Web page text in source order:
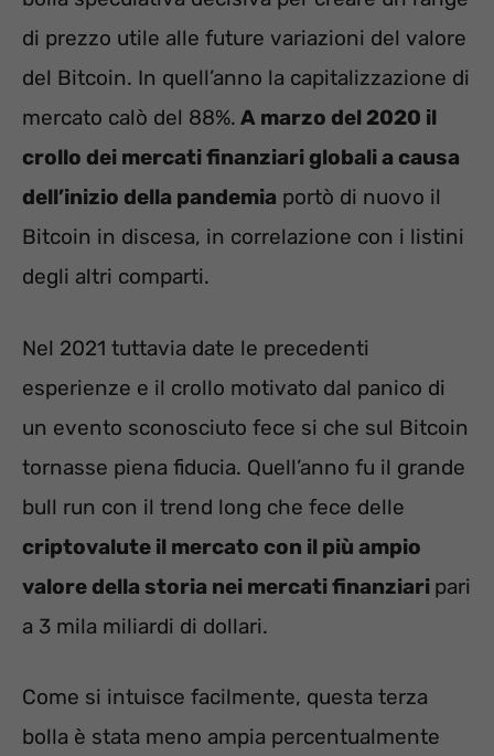
di prezzo utile alle future variazioni del valore
del Bitcoin. In quell’anno la capitalizzazione di
mercato calò del 88%. A marzo del 2020 il
crollo dei mercati finanziari globali a causa
dell’inizio della pandemia portò di nuovo il
Bitcoin in discesa, in correlazione con i listini
degli altri comparti.
Nel 2021 tuttavia date le precedenti
esperienze e il crollo motivato dal panico di
un evento sconosciuto fece si che sul Bitcoin
tornasse piena fiducia. Quell’anno fu il grande
bull run con il trend long che fece delle
criptovalute il mercato con il più ampio
valore della storia nei mercati finanziari pari
a 3 mila miliardi di dollari.
Come si intuisce facilmente, questa terza
bolla è stata meno ampia percentualmente